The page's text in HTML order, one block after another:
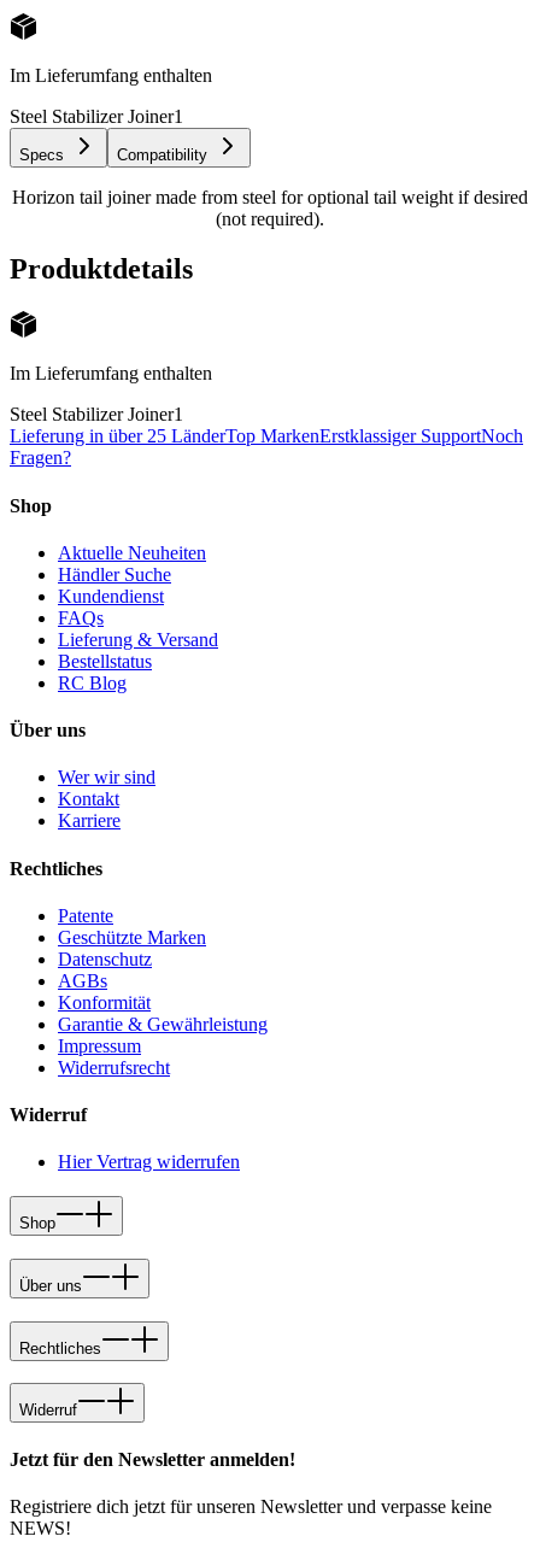
Im Lieferumfang enthalten
Steel Stabilizer Joiner1
Specs Compatibility
Horizon tail joiner made from steel for optional tail weight if desired
(not required).
Produktdetails
Im Lieferumfang enthalten
Steel Stabilizer Joiner1
Lieferung in über 25 LänderTop MarkenErstklassiger SupportNoch
Fragen?
Shop
Aktuelle Neuheiten
Händler Suche
Kundendienst
FAQs
Lieferung & Versand
Bestellstatus
RC Blog
Über uns
Wer wir sind
Kontakt
Karriere
Rechtliches
Patente
Geschützte Marken
Datenschutz
AGBs
Konformität
Garantie & Gewährleistung
Impressum
Widerrufsrecht
Widerruf
Hier Vertrag widerrufen
Shop
Über uns
Rechtliches
Widerruf
Jetzt für den Newsletter anmelden!
Registriere dich jetzt für unseren Newsletter und verpasse keine
NEWS!